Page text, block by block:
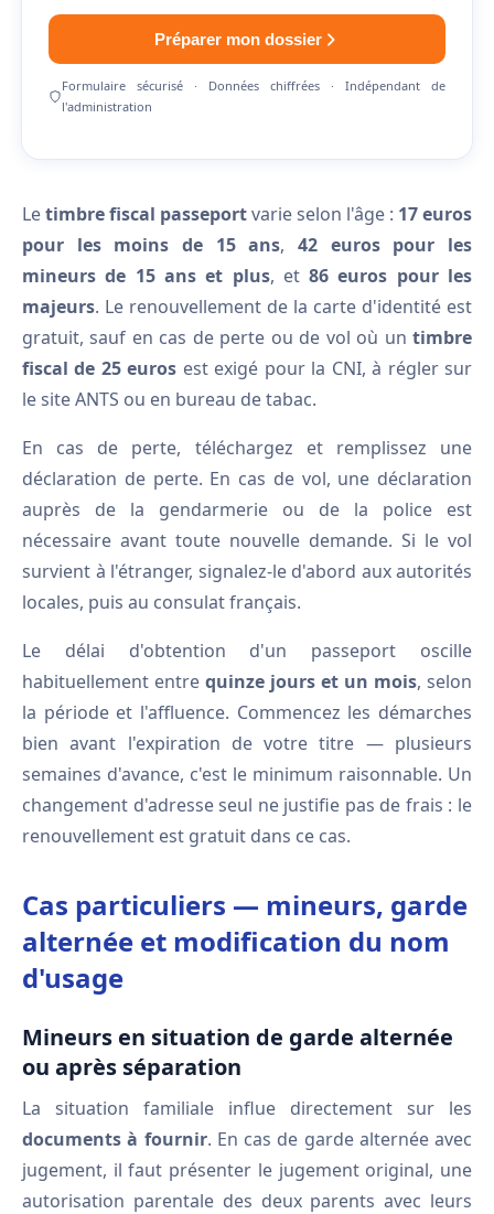
Préparer mon dossier
Formulaire sécurisé · Données chiffrées · Indépendant de
l'administration
Letimbre fiscal passeportvarie selon l'âge : 17 euros
pour les moins de 15 ans,42 euros pour les
mineurs de 15 ans et plus, et86 euros pour les
majeurs. Le renouvellement de la carte d'identité est
gratuit, sauf en cas de perte ou de vol où un timbre
fiscal de 25 euros est exigé pour la CNI, à régler sur
le site ANTS ou en bureau de tabac.
En cas de perte, téléchargez et remplissez une
déclaration de perte. En cas de vol, une déclaration
auprès de la gendarmerie ou de la police est
nécessaire avant toute nouvelle demande. Si le vol
survient à l'étranger, signalez-le d'abord aux autorités
locales, puis au consulat français.
Le délai d'obtention d'un passeport oscille
habituellement entre quinze jours et un mois, selon
la période et l'affluence. Commencez les démarches
bien avant l'expiration de votre titre — plusieurs
semaines d'avance, c'est le minimum raisonnable. Un
changement d'adresse seul ne justifie pas de frais : le
renouvellement est gratuit dans ce cas.
Cas particuliers — mineurs, garde
alternée et modification du nom
d'usage
Mineurs en situation de garde alternée
ou après séparation
La situation familiale influe directement sur les
documents à fournir. En cas de garde alternée avec
jugement, il faut présenter le jugement original, une
autorisation parentale des deux parents avec leurs